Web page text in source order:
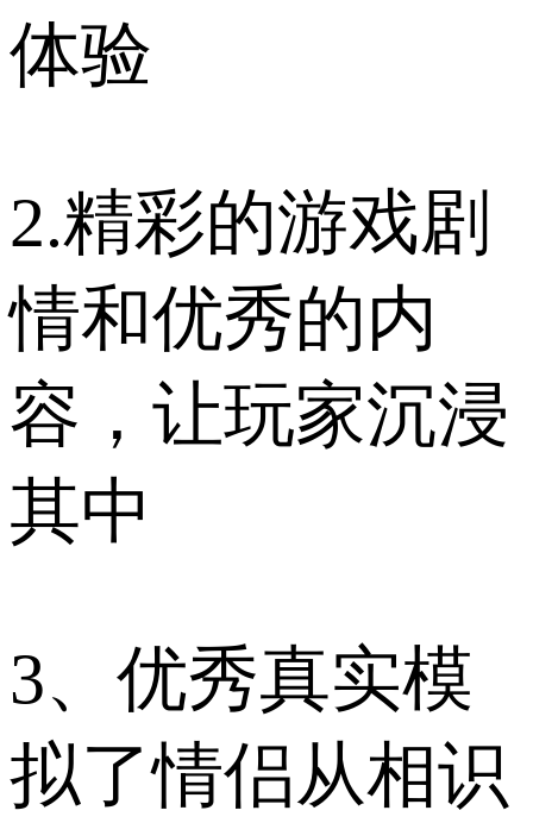
体验
2.精彩的游戏剧
情和优秀的内
容，让玩家沉浸
其中
3、优秀真实模
拟了情侣从相识